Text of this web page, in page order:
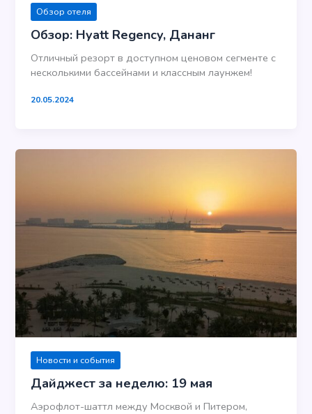
Обзор отеля
Обзор: Hyatt Regency, Дананг
Отличный резорт в доступном ценовом сегменте с
несколькими бассейнами и классным лаунжем!
20.05.2024
Новости и события
Дайджест за неделю: 19 мая
Аэрофлот-шаттл между Москвой и Питером,